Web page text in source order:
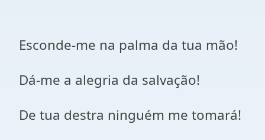
Esconde-me na palma da tua mão!
Dá-me a alegria da salvação!
De tua destra ninguém me tomará!